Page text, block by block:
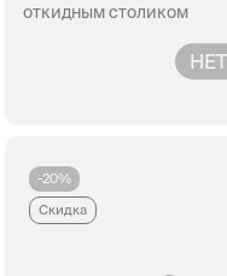
откидным столиком
-20%
Скидка